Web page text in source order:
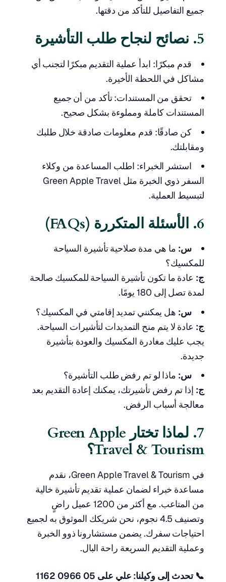
جميع التفاصيل للتأكد من دقتها.
5. نصائح لنجاح طلب التأشيرة
قدم مبكرًا: ابدأ عملية التقديم مبكرًا لتجنب أي
مشاكل في اللحظة الأخيرة.
تحقق من المستندات: تأكد من أن جميع
المستندات كاملة ومملوءة بشكل صحيح.
كن صادقًا: قدم معلومات صادقة خلال طلبك
ومقابلتك.
استشر الخبراء: اطلب المساعدة من وكلاء
السفر ذوي الخبرة مثل Green Apple Travel
لتبسيط العملية.
6. الأسئلة المتكررة (FAQs)
س: ما هي مدة صلاحية تأشيرة السياحة
للمكسيك؟
ج: عادة ما تكون تأشيرة السياحة للمكسيك صالحة
لمدة تصل إلى 180 يومًا.
س: هل يمكنني تمديد إقامتي في المكسيك؟
ج: عادة لا يتم منح التمديدات لتأشيرات السياحة.
يجب عليك مغادرة المكسيك والعودة بتأشيرة
جديدة.
س: ماذا لو تم رفض طلب التأشيرة؟
ج: إذا تم رفض تأشيرتك، يمكنك إعادة التقديم بعد
معالجة أسباب الرفض.
7. لماذا تختار Green Apple
Travel & Tourism؟
في Green Apple Travel & Tourism، نقدم
مساعدة خبراء لضمان عملية تقديم تأشيرة خالية
من المتاعب. مع أكثر من 1200 عميل راضٍ
وتصنيف 4.5 نجوم، نحن شريكك الموثوق به لجميع
احتياجات سفرك. يضمن مستشارونا ذوو الخبرة
وعملية التقديم السريعة راحة البال.
📞 تحدث إلى وكيلنا: علي على 05 0966 1162